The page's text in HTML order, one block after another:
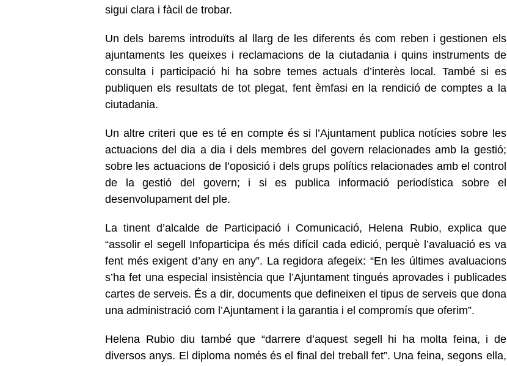
sigui clara i fàcil de trobar.
Un dels barems introduïts al llarg de les diferents és com reben i gestionen els
ajuntaments les queixes i reclamacions de la ciutadania i quins instruments de
consulta i participació hi ha sobre temes actuals d’interès local. També si es
publiquen els resultats de tot plegat, fent èmfasi en la rendició de comptes a la
ciutadania.
Un altre criteri que es té en compte és si l’Ajuntament publica notícies sobre les
actuacions del dia a dia i dels membres del govern relacionades amb la gestió;
sobre les actuacions de l’oposició i dels grups polítics relacionades amb el control
de la gestió del govern; i si es publica informació periodística sobre el
desenvolupament del ple.
La tinent d’alcalde de Participació i Comunicació, Helena Rubio, explica que
“assolir el segell Infoparticipa és més difícil cada edició, perquè l’avaluació es va
fent més exigent d’any en any”. La regidora afegeix: “En les últimes avaluacions
s’ha fet una especial insistència que l’Ajuntament tingués aprovades i publicades
cartes de serveis. És a dir, documents que defineixen el tipus de serveis que dona
una administració com l’Ajuntament i la garantia i el compromís que oferim”.
Helena Rubio diu també que “darrere d’aquest segell hi ha molta feina, i de
diversos anys. El diploma només és el final del treball fet”. Una feina, segons ella,